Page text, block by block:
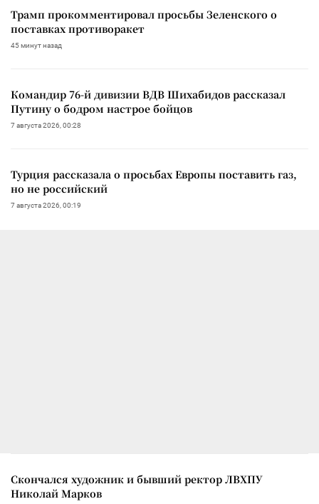
Трамп прокомментировал просьбы Зеленского о
поставках противоракет
45 минут назад
Командир 76-й дивизии ВДВ Шихабидов рассказал
Путину о бодром настрое бойцов
7 августа 2026, 00:28
Турция рассказала о просьбах Европы поставить газ,
но не российский
7 августа 2026, 00:19
Скончался художник и бывший ректор ЛВХПУ
Николай Марков